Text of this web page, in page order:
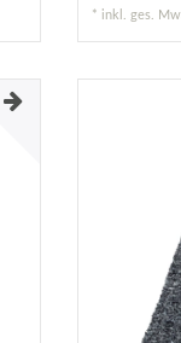
* inkl. ges.